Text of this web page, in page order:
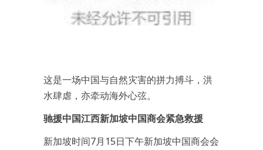
这是一场中国与自然灾害的拼力搏斗，洪
水肆虐，亦牵动海外心弦。
驰援中国江西新加坡中国商会紧急救援
新加坡时间7月15日下午新加坡中国商会会